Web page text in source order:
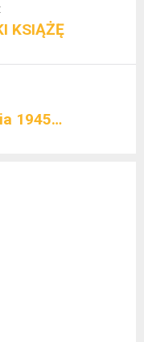
KSIĄŻĘ
1945…